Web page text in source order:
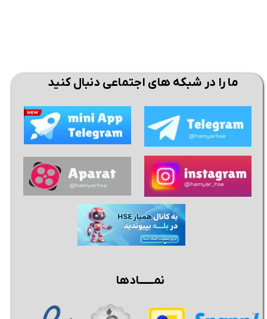
★★ما را در شبکه های اجتماعی دنبال کنید
نمــــــادها